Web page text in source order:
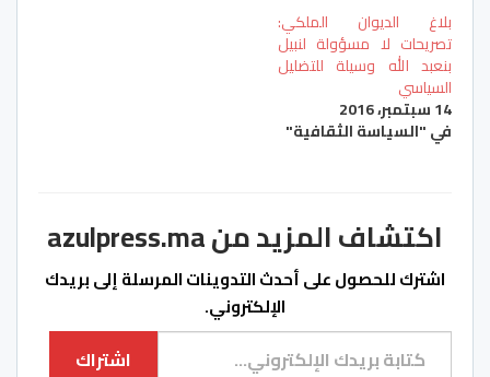
بلاغ الديوان الملكي:
تصريحات لا مسؤولة لنبيل
بنعبد الله وسيلة للتضليل
السياسي
14 سبتمبر، 2016
في "السياسة الثقافية"
اكتشاف المزيد من azulpress.ma
اشترك للحصول على أحدث التدوينات المرسلة إلى بريدك
الإلكتروني.
كتابة بريدك الإلكتروني...
اشتراك